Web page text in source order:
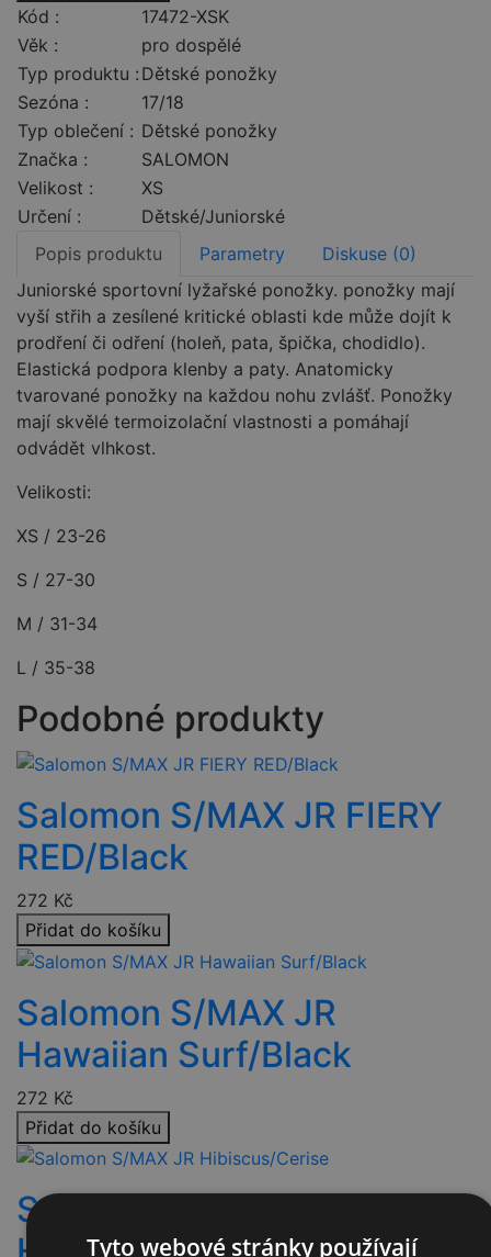
Kód :
17472-XSK
Věk :
pro dospělé
Typ produktu : Dětské ponožky
Sezóna :
17/18
Typ oblečení : Dětské ponožky
Značka :
SALOMON
Velikost :
XS
Určení :
Dětské/Juniorské
Popis produktu
Parametry
Diskuse (0)
Juniorské sportovní lyžařské ponožky. ponožky mají
vyší střih a zesílené kritické oblasti kde může dojít k
prodření či odření (holeň, pata, špička, chodidlo).
Elastická podpora klenby a paty. Anatomicky
tvarované ponožky na každou nohu zvlášť. Ponožky
mají skvělé termoizolační vlastnosti a pomáhají
odvádět vlhkost.
Velikosti:
XS / 23-26
S / 27-30
M / 31-34
L / 35-38
Podobné produkty
Salomon S/MAX JR FIERY
RED/Black
272 Kč
Přidat do košíku
Salomon S/MAX JR
Hawaiian Surf/Black
272 Kč
Přidat do košíku
Salomon S/MAX JR
Tyto webové stránky používají